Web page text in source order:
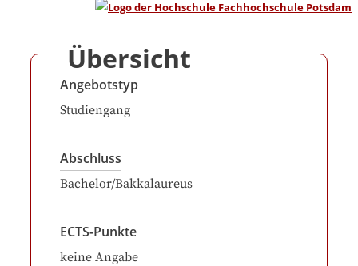
Übersicht
Angebotstyp
Studiengang
Abschluss
Bachelor/Bakkalaureus
ECTS-Punkte
keine Angabe